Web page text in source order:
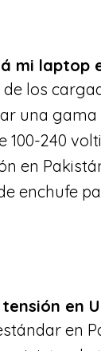
mi laptop
los
una
100-240
en
enchufe
tensión en
en